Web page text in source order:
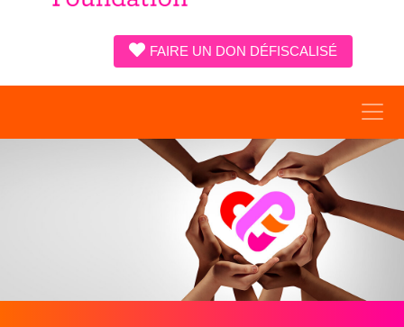
FAIRE UN DON DÉFISCALISÉ